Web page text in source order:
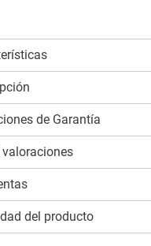
de Garantía
valoraciones
del producto